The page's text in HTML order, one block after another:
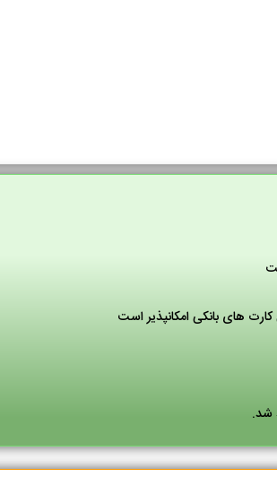
های بانکی امکانپذیر است
شد.